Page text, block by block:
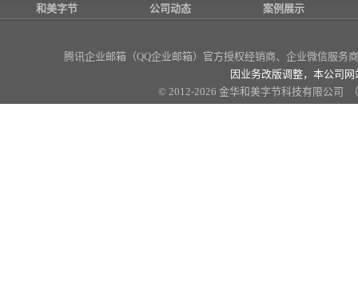
和美字节 公司动态 案例展示
腾讯企业邮箱（QQ企业邮箱）官方授权经销商、企业微信服务
因业务改版调整，本公司
© 2012-2026 金华和美字节科技有限公司